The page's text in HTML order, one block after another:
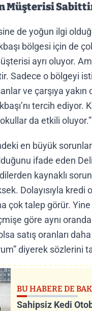
Müşterisi
de yoğun ilgi
bölgesi için de
ayrı oluyor.
Sadece o bölgeyi
ve çarşıya yakın
tercih ediyor.
da etkili
en büyük
ifade eden
kaynaklı
Dolayısıyla kredi
çok talep görür.
göre aynı
satış oranları
diyerek sözlerini
BU HABERE DE BAK
Sahipsiz Kedi